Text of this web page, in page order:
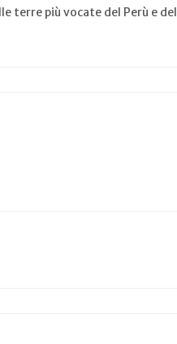
terre più vocate del Perù e del